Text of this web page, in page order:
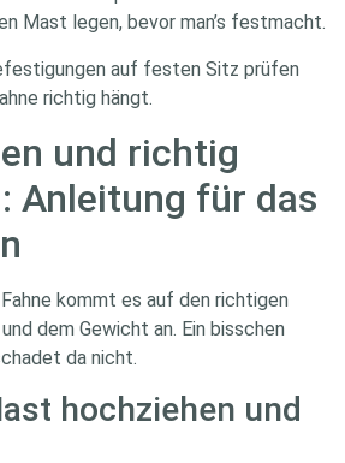
Mast legen, bevor man’s festmacht.
auf festen Sitz prüfen
richtig hängt.
und richtig
Anleitung für das
kommt es auf den richtigen
dem Gewicht an. Ein bisschen
da nicht.
hochziehen und